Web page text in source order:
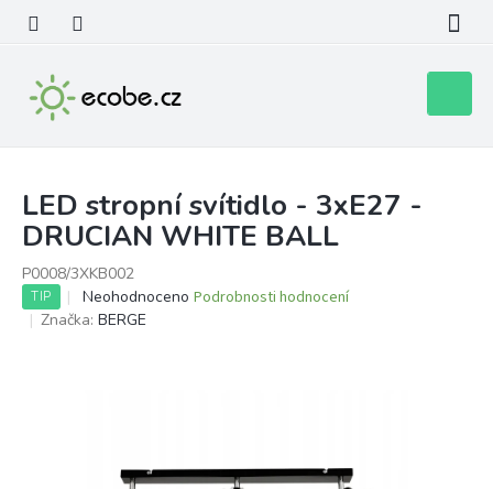
obsah
košík
LED stropní svítidlo - 3xE27 -
DRUCIAN WHITE BALL
P0008/3XKB002
TIP
Průměrné
hodnocení
Neohodnoceno Podrobnosti hodnocení
Značka: BERGE